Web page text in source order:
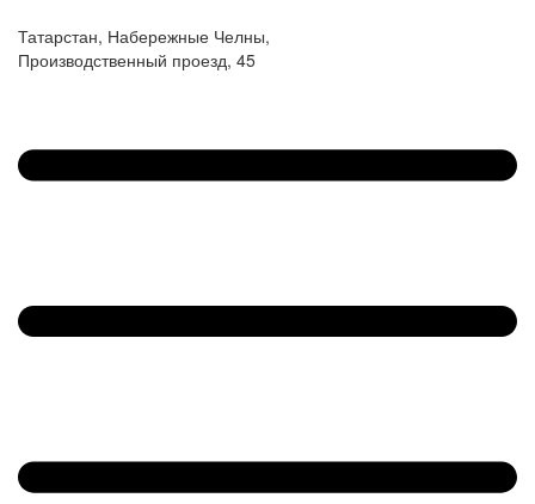
Татарстан, Набережные Челны,
Производственный проезд, 45